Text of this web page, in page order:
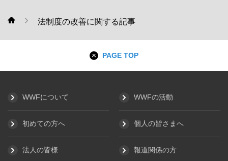
WWF 法制度の改善に関する記事
PAGE TOP
WWFについて WWFの活動
初めての方へ 個人の皆さまへ
法人の皆様 報道関係の方